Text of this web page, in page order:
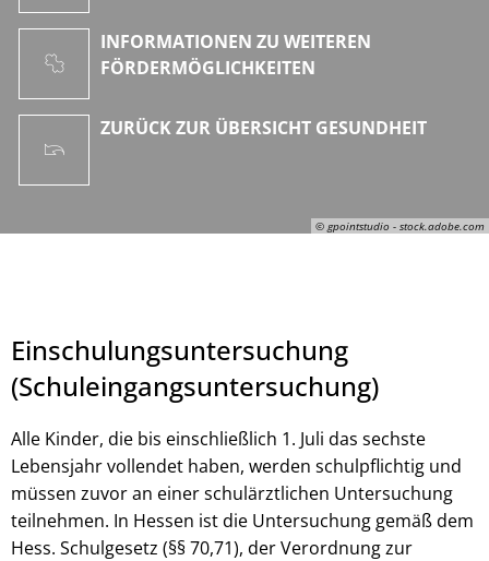
© gpointstudio - stock.adobe.com
© gpointstudio - stock.adobe.com
INFORMATIONEN ZU WEITEREN
FÖRDERMÖGLICHKEITEN
ZURÜCK ZUR ÜBERSICHT GESUNDHEIT
Einschulungsuntersuchung
(Schuleingangsuntersuchung)
Alle Kinder, die bis einschließlich 1. Juli das sechste
Lebensjahr vollendet haben, werden schulpflichtig und
müssen zuvor an einer schulärztlichen Untersuchung
teilnehmen. In Hessen ist die Untersuchung gemäß dem
Hess. Schulgesetz (§§ 70,71), der Verordnung zur